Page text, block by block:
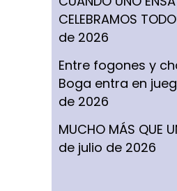
CELEBRAMOS
de 2026
Entre fogones y
Boga entra en
de 2026
MUCHO MÁS QUE
de julio de 2026